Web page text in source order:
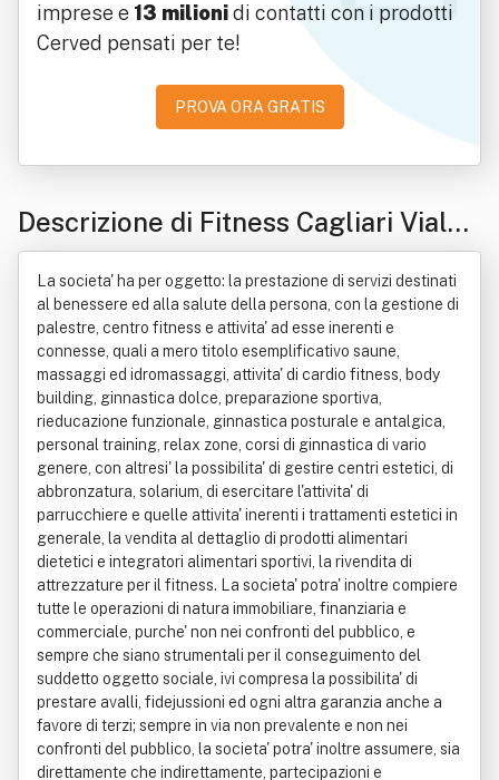
imprese e 13 milionidi contatti con i prodotti
Cerved pensati per te!
PROVA ORA GRATIS
Descrizione di Fitness Cagliari Viale
Elmas Srl
La societa' ha per oggetto: la prestazione di servizi destinati
al benessere ed alla salute della persona, con la gestione di
palestre, centro fitness e attivita' ad esse inerenti e
connesse, quali a mero titolo esemplificativo saune,
massaggi ed idromassaggi, attivita' di cardio fitness, body
building, ginnastica dolce, preparazione sportiva,
rieducazione funzionale, ginnastica posturale e antalgica,
personal training, relax zone, corsi di ginnastica di vario
genere, con altresi' la possibilita' di gestire centri estetici, di
abbronzatura, solarium, di esercitare l'attivita' di
parrucchiere e quelle attivita' inerenti i trattamenti estetici in
generale, la vendita al dettaglio di prodotti alimentari
dietetici e integratori alimentari sportivi, la rivendita di
attrezzature per il fitness. La societa' potra' inoltre compiere
tutte le operazioni di natura immobiliare, finanziaria e
commerciale, purche' non nei confronti del pubblico, e
sempre che siano strumentali per il conseguimento del
suddetto oggetto sociale, ivi compresa la possibilita' di
prestare avalli, fidejussioni ed ogni altra garanzia anche a
favore di terzi; sempre in via non prevalente e non nei
confronti del pubblico, la societa' potra' inoltre assumere, sia
direttamente che indirettamente, partecipazioni e